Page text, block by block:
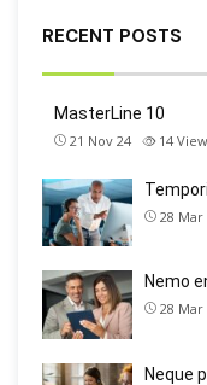
RECENT POSTS
MasterLine 10
21 Nov 24 14
28 Mar
Nemo
28 Mar
Neque